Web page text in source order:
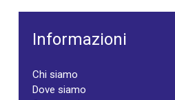
Informazioni
Chi siamo
Dove siamo